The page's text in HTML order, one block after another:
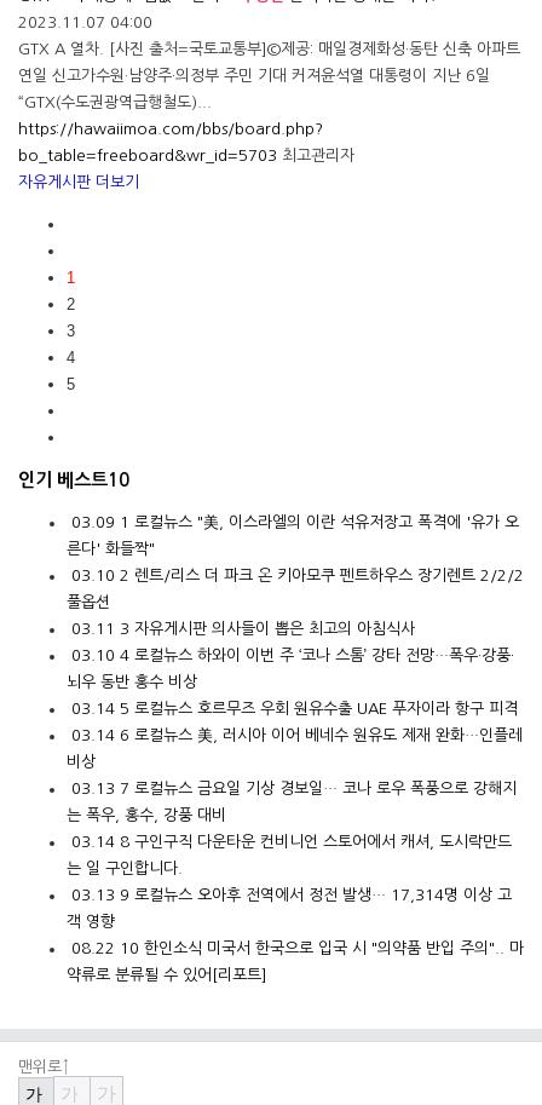
2023.11.07 04:00
GTX A 열차. [사진 출처=국토교통부]©제공: 매일경제화성·동탄 신축 아파트
연일 신고가수원·남양주·의정부 주민 기대 커져윤석열 대통령이 지난 6일
“GTX(수도권광역급행철도)...
https://hawaiimoa.com/bbs/board.php?
bo_table=freeboard&wr_id=5703 최고관리자
자유게시판 더보기
1
2
3
4
5
인기 베스트10
03.09 1 로컬뉴스 "美, 이스라엘의 이란 석유저장고 폭격에 '유가 오
른다' 화들짝"
03.10 2 렌트/리스 더 파크 온 키아모쿠 펜트하우스 장기렌트 2/2/2
풀옵션
03.11 3 자유게시판 의사들이 뽑은 최고의 아침식사
03.10 4 로컬뉴스 하와이 이번 주 ‘코나 스톰’ 강타 전망…폭우·강풍·
뇌우 동반 홍수 비상
03.14 5 로컬뉴스 호르무즈 우회 원유수출 UAE 푸자이라 항구 피격
03.14 6 로컬뉴스 美, 러시아 이어 베네수 원유도 제재 완화…인플레
비상
03.13 7 로컬뉴스 금요일 기상 경보일… 코나 로우 폭풍으로 강해지
는 폭우, 홍수, 강풍 대비
03.14 8 구인구직 다운타운 컨비니언 스토어에서 캐셔, 도시락만드
는 일 구인합니다.
03.13 9 로컬뉴스 오아후 전역에서 정전 발생… 17,314명 이상 고
객 영향
08.22
10 한인소식 미국서 한국으로 입국 시 "의약품 반입 주의".. 마
약류로 분류될 수 있어[리포트]
맨위로↑
가 가 가